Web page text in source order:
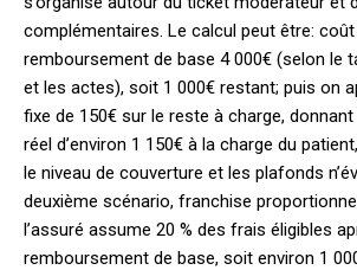
complémentaires. Le calcul peut être:
remboursement de base 4 000€ (selon le
et les actes), soit 1 000€ restant; puis on
fixe de 150€ sur le reste à charge,
réel d’environ 1 150€ à la charge du
le niveau de couverture et les plafonds
deuxième scénario, franchise
l’assuré assume 20 % des frais éligibles
remboursement de base, soit environ 1